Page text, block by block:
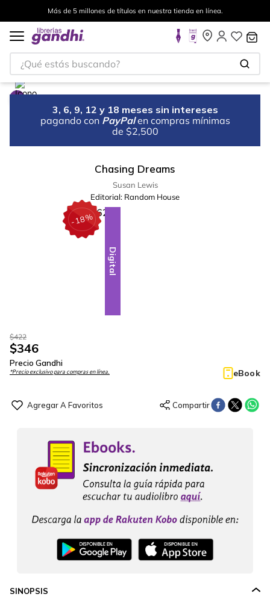
Más de 5 millones de títulos en nuestra tienda en línea.
¿Qué estás buscando?
3, 6, 9, 12 y 18 meses sin intereses
pagando con PayPal en compras mínimas
de $2,500
Chasing Dreams
Susan Lewis
Editorial: Random House
-18%
Digital
$422
$346
Precio Gandhi
*Precio exclusivo para compras en línea. eBook
SINOPSIS